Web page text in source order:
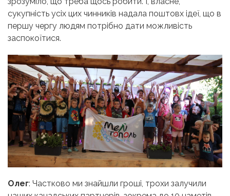
сукупність усіх цих чинників надала поштовх ідеї, що в
першу чергу людям потрібно дати можливість
заспокоїтися.
Олег: Частково ми знайшли гроші, трохи залучили